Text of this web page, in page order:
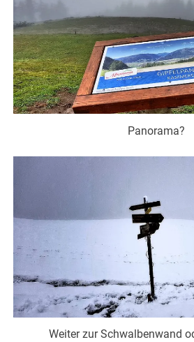
Panorama?
Weiter zur Schwalbenwand